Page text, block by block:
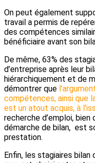
On peut également
travail a permis de
des compétences
bénéficiaire avant son
De même, 63% des
d’entreprise après leur
hiérarchiquement et de
démontrer que
compétences, ainsi que
est un atout acquis, à
recherche d’emploi,
démarche de bilan, est
prestation.
Enfin, les stagiaires bilan